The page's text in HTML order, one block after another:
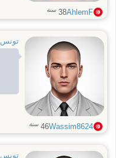
AhlemF
38 سنة
تونس
Wassim8624
46 سنة
تونس